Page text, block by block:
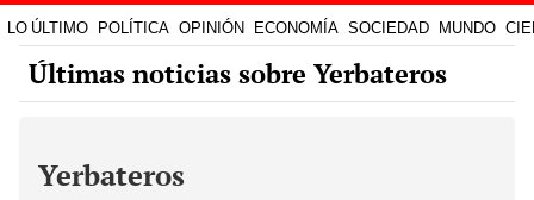
LO ÚLTIMO POLÍTICA OPINIÓN ECONOMÍA SOCIEDAD MUNDO
Últimas noticias sobre Yerbateros
Yerbateros